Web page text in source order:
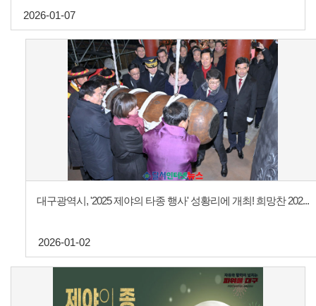
2026-01-07
대구광역시, '2025 제야의 타종 행사' 성황리에 개최! 희망찬 202...
2026-01-02